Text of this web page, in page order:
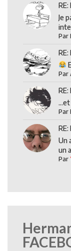
Je
Par
Par
Par
Un
un
Par